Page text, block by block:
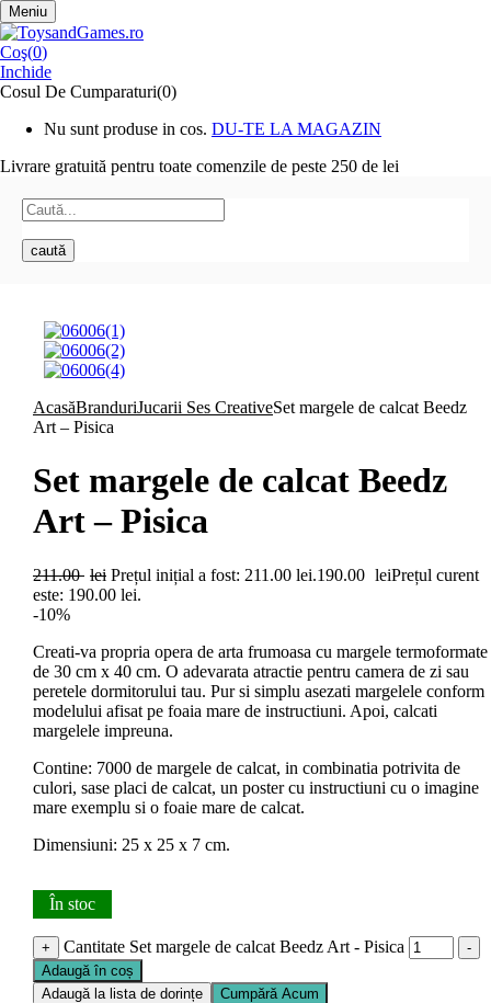
Meniu
Coş(0)
Inchide
Cosul De Cumparaturi(0)
Nu sunt produse in cos. DU-TE LA MAGAZIN
Livrare gratuită pentru toate comenzile de peste 250 de lei
caută
AcasăBranduriJucarii Ses CreativeSet margele de calcat Beedz
Art – Pisica
Set margele de calcat Beedz
Art – Pisica
211.00 lei Prețul inițial a fost: 211.00 lei.190.00 leiPrețul curent
este: 190.00 lei.
-10%
Creati-va propria opera de arta frumoasa cu margele termoformate
de 30 cm x 40 cm. O adevarata atractie pentru camera de zi sau
peretele dormitorului tau. Pur si simplu asezati margelele conform
modelului afisat pe foaia mare de instructiuni. Apoi, calcati
margelele impreuna.
Contine: 7000 de margele de calcat, in combinatia potrivita de
culori, sase placi de calcat, un poster cu instructiuni cu o imagine
mare exemplu si o foaie mare de calcat.
Dimensiuni: 25 x 25 x 7 cm.
În stoc
+ Cantitate Set margele de calcat Beedz Art - Pisica
-
Adaugă în coș
Adaugă la lista de dorințe
Cumpără Acum